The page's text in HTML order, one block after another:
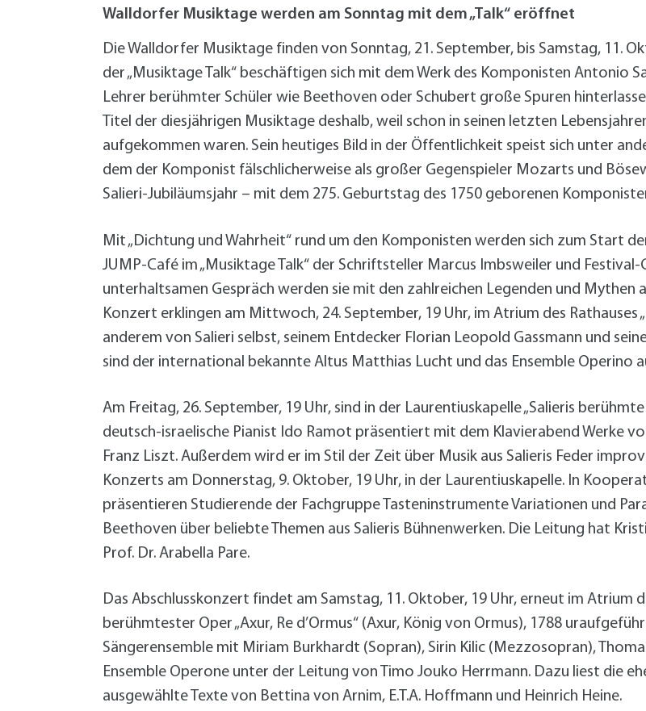
Walldorf-Süd 2. BA
Wohnungsbauförderung
Was erledige ich wo?
Wegbeschreibung
Zahlen und Fakten
Walldorfer Musiktage werden am Sonntag mit dem „Talk“ eröffnet
Die Walldorfer Musiktage finden von Sonntag, 21. September, bis Samstag, 11.
der „Musiktage Talk“ beschäftigen sich mit dem Werk des Komponisten Antonio
Lehrer berühmter Schüler wie Beethoven oder Schubert große Spuren
Titel der diesjährigen Musiktage deshalb, weil schon in seinen letzten
aufgekommen waren. Sein heutiges Bild in der Öffentlichkeit speist sich unter
dem der Komponist fälschlicherweise als großer Gegenspieler Mozarts und
Salieri-Jubiläumsjahr – mit dem 275. Geburtstag des 1750 geborenen
Mit „Dichtung und Wahrheit“ rund um den Komponisten werden sich zum Start
JUMP-Café im „Musiktage Talk“ der Schriftsteller Marcus Imbsweiler und
unterhaltsamen Gespräch werden sie mit den zahlreichen Legenden und Mythen
Konzert erklingen am Mittwoch, 24. September, 19 Uhr, im Atrium des Rathauses
anderem von Salieri selbst, seinem Entdecker Florian Leopold Gassmann und
sind der international bekannte Altus Matthias Lucht und das Ensemble Operino
Am Freitag, 26. September, 19 Uhr, sind in der Laurentiuskapelle „Salieris
deutsch-israelische Pianist Ido Ramot präsentiert mit dem Klavierabend Werke
Franz Liszt. Außerdem wird er im Stil der Zeit über Musik aus Salieris Feder
Konzerts am Donnerstag, 9. Oktober, 19 Uhr, in der Laurentiuskapelle. In
präsentieren Studierende der Fachgruppe Tasteninstrumente Variationen und
Beethoven über beliebte Themen aus Salieris Bühnenwerken. Die Leitung hat
Prof. Dr. Arabella Pare.
Das Abschlusskonzert findet am Samstag, 11. Oktober, 19 Uhr, erneut im Atrium
berühmtester Oper „Axur, Re d’Ormus“ (Axur, König von Ormus), 1788
Sängerensemble mit Miriam Burkhardt (Sopran), Sirin Kilic (Mezzosopran),
Ensemble Operone unter der Leitung von Timo Jouko Herrmann. Dazu liest die
ausgewählte Texte von Bettina von Arnim, E.T.A. Hoffmann und Heinrich Heine.